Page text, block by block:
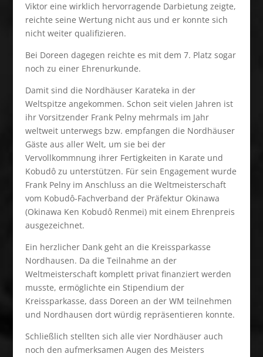
Viktor eine wirklich hervorragende Darbietung zeigte,
reichte seine Wertung nicht aus und er konnte sich
nicht weiter qualifizieren.
Bei Doreen dagegen reichte es mit dem 7. Platz sogar
noch zu einer Ehrenurkunde.
Damit sind die Nordhäuser Karateka in der
Weltspitze angekommen. Schon seit vielen Jahren ist
ihr Vorsitzender Frank Pelny mehrmals im Jahr
weltweit unterwegs bzw. empfangen die Nordhäuser
Gäste aus aller Welt, um sie bei der
Vervollkommnung ihrer Fertigkeiten in Karate und
Kobudô zu unterstützen. Für sein Engagement wurde
Frank Pelny im Anschluss an die Weltmeisterschaft
vom Kobudô-Fachverband der Präfektur Okinawa
(Okinawa Ken Kobudô Renmei) mit einem Ehrenpreis
ausgezeichnet.
Ein herzlicher Dank geht an die Kreissparkasse
Nordhausen. Da die Teilnahme an der
Weltmeisterschaft komplett privat finanziert werden
musste, ermöglichte ein Stipendium der
Kreissparkasse, dass Doreen an der WM teilnehmen
und Nordhausen dort würdig repräsentieren konnte.
Schließlich stellten sich alle vier Nordhäuser auch
noch den aufmerksamen Augen des Meisters